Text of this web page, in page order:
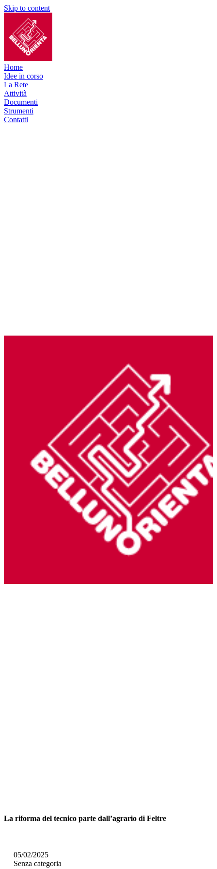
Skip to content
Home
Idee in corso
La Rete
Attività
Documenti
Strumenti
Contatti
La riforma del tecnico parte dall’agrario di Feltre
05/02/2025
Senza categoria